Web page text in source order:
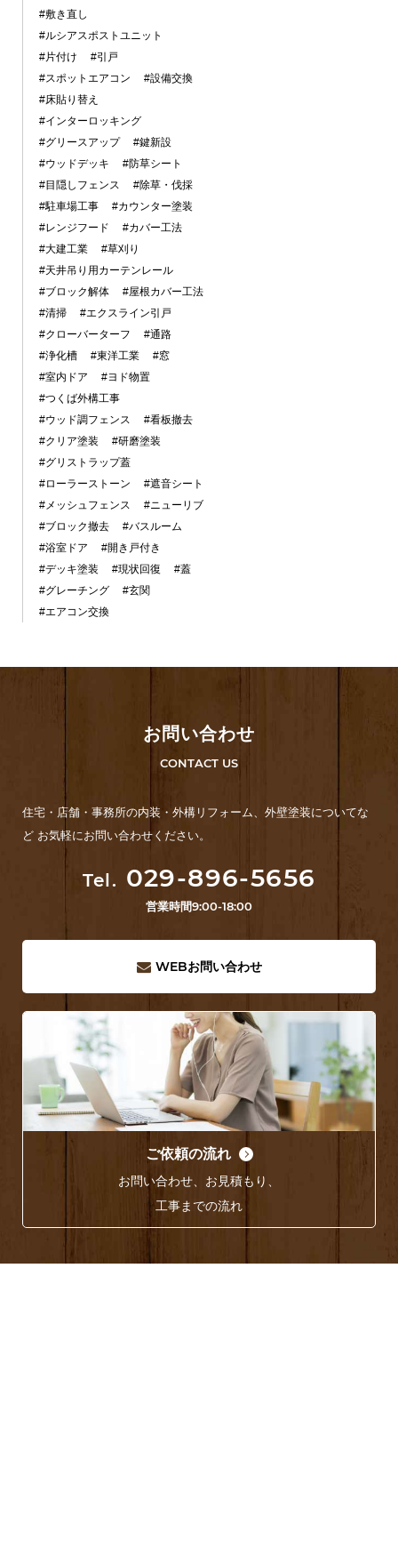
#敷き直し
#ルシアスポストユニット
#片付け
#引戸
#スポットエアコン
#設備交換
#床貼り替え
#インターロッキング
#グリースアップ
#鍵新設
#ウッドデッキ
#防草シート
#目隠しフェンス
#除草・伐採
#駐車場工事
#カウンター塗装
#レンジフード
#カバー工法
#大建工業
#草刈り
#天井吊り用カーテンレール
#ブロック解体
#屋根カバー工法
#清掃
#エクスライン引戸
#クローバーターフ
#通路
#浄化槽
#東洋工業
#窓
#室内ドア
#ヨド物置
#つくば外構工事
#ウッド調フェンス
#看板撤去
#クリア塗装
#研磨塗装
#グリストラップ蓋
#ローラーストーン
#遮音シート
#メッシュフェンス
#ニューリブ
#ブロック撤去
#バスルーム
#浴室ドア
#開き戸付き
#デッキ塗装
#現状回復
#蓋
#グレーチング
#玄関
#エアコン交換
お問い合わせ
CONTACT US
住宅・店舗・事務所の内装・外構リフォーム、外壁塗装についてな
ど お気軽にお問い合わせください。
Tel. 029-896-5656
営業時間9:00-18:00
WEBお問い合わせ
ご依頼の流れ
お問い合わせ、お見積もり、
工事までの流れ